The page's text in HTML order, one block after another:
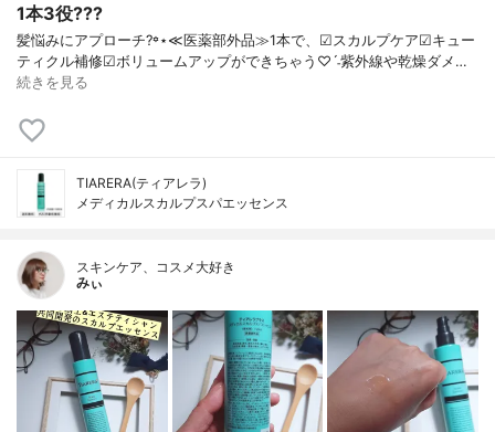
1本3役???
髪悩みにアプローチ?꙳⋆ ≪医薬部外品≫ 1本で、 ☑︎スカルプケア ☑︎キュー
ティクル補修 ☑︎ボリュームアップ ができちゃう♡ˊ˗ 紫外線や乾燥ダメ…
続きを見る
TIARERA(ティアレラ)
メディカルスカルプスパエッセンス
スキンケア、コスメ大好き
みぃ